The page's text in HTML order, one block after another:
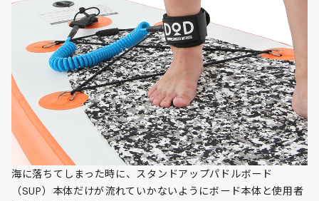
海に落ちてしまった時に、スタンドアップパドルボード
（SUP）本体だけが流れていかないようにボード本体と使用者